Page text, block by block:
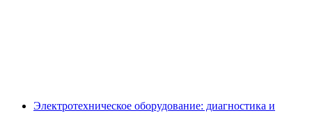
Электротехническое оборудование: диагностика и